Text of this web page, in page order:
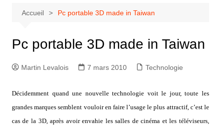
Accueil Pc portable 3D made in Taiwan
Pc portable 3D made in Taiwan
Martin Levalois 7 mars 2010 Technologie
Décidemment quand une nouvelle technologie voit le jour, toute les
grandes marques semblent vouloir en faire l’usage le plus attractif, c’est le
cas de la 3D, après avoir envahie les salles de cinéma et les téléviseurs,